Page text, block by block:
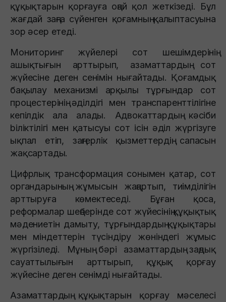
құқықтарын қорғауға оңай қол жеткізеді. Бұл
жағдай заңға сүйенген қоғамның қалыптасуына
зор әсер етеді.
Мониторинг жүйелері сот шешімдерінің
ашықтығын арттырып, азаматтардың сот
жүйесіне деген сенімін нығайтады. Қоғамдық
бақылау механизмі арқылы тұрғындар сот
процестерінің әділдігі мен транспаренттілігіне
кепілдік ала алады. Адвокаттардың кәсіби
bіліктілігі мен қатысуы сот ісін әділ жүргізуге
ықпал етіп, заңгерлік қызметтердің сапасын
жақсартады.
Цифрлық трансформация сонымен қатар, сот
органдарының жұмысын жаңартып, тиімділігін
арттыруға көмектеседі. Бұған қоса,
реформалар шеңберінде сот жүйесінің құқықтық
мәдениетін дамыту, тұрғындардың құқықтары
мен міндеттерін түсіндіру жөніндегі жұмыс
жүргізіледі. Мұның бәрі азаматтардың заңдық
сауаттылығын арттырып, құқық қорғау
жүйесіне деген сенімді нығайтады.
Азаматтардың құқықтарын қорғау мәселесі